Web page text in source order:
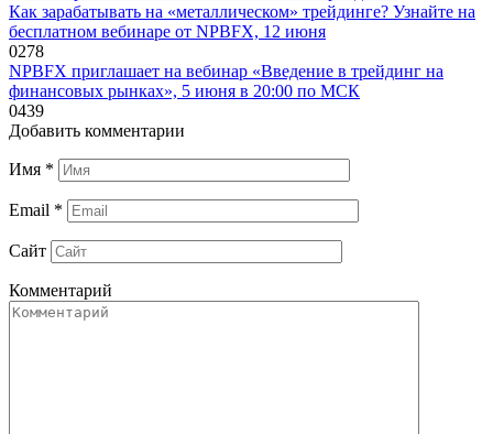
Как зарабатывать на «металлическом» трейдинге? Узнайте на
бесплатном вебинаре от NPBFX, 12 июня
0278
NPBFX приглашает на вебинар «Введение в трейдинг на
финансовых рынках», 5 июня в 20:00 по МСК
0439
Добавить комментарии
Имя *
Email *
Сайт
Комментарий